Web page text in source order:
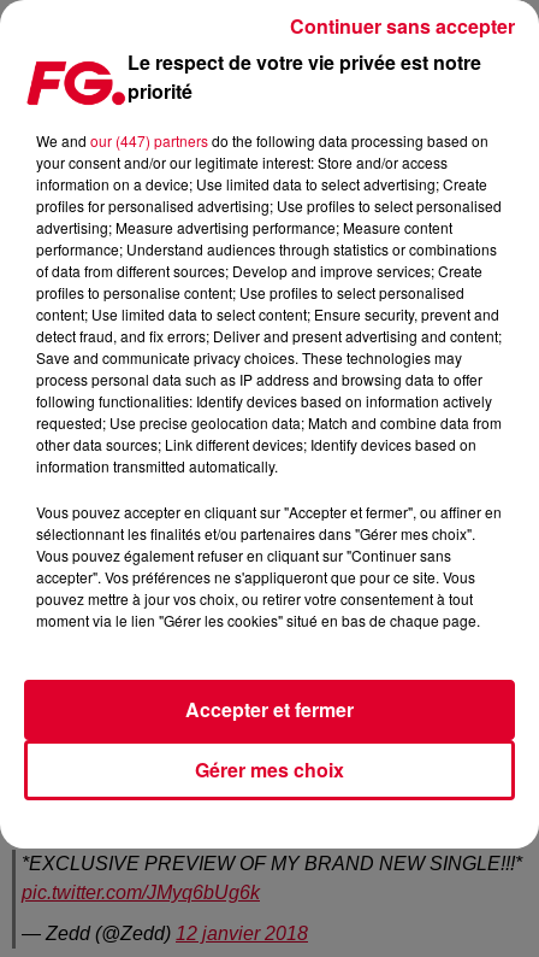
BIENTÔT LE NOUVEAU ZEDD ! IL DÉVOILE UN COURT TEASER.
Publié : 16 janvier 2018 à 10h09 par La rédaction
l’année 2017 avecStay. Forcément son prochain morceau
est très attendu. Et celui qui vient de prolonger ses
résidences à Las Vegas (jusqu’en 2020 !!) a annoncé sur
Twitter un prochain titre à venir. Pour cela, il a partagé une
petite vidéo avec un teaser, et on peut difficilement faire plus
*EXCLUSIVE PREVIEW OF MY BRAND NEW SINGLE!!!*
pic.twitter.com/JMyq6bUg6k
— Zedd (@Zedd) 12 janvier 2018
Le respect de votre vie privée est notre
priorité
We and our (447) partnersdo the following data processing based on
your consent and/or our legitimate interest: Store and/or access
information on a device; Use limited data to select advertising; Create
profiles for personalised advertising; Use profiles to select personalised
advertising; Measure advertising performance; Measure content
performance; Understand audiences through statistics or combinations
of data from different sources; Develop and improve services; Create
profiles to personalise content; Use profiles to select personalised
content; Use limited data to select content; Ensure security, prevent and
detect fraud, and fix errors; Deliver and present advertising and content;
Save and communicate privacy choices. These technologies may
process personal data such as IP address and browsing data to offer
following functionalities: Identify devices based on information actively
requested; Use precise geolocation data; Match and combine data from
other data sources; Link different devices; Identify devices based on
information transmitted automatically.
Vous pouvez accepter en cliquant sur "Accepter et fermer", ou affiner en
sélectionnant les finalités et/ou partenaires dans "Gérer mes choix".
Vous pouvez également refuser en cliquant sur "Continuer sans
accepter". Vos préférences ne s'appliqueront que pour ce site. Vous
pouvez mettre à jour vos choix, ou retirer votre consentement à tout
moment via le lien "Gérer les cookies" situé en bas de chaque page.
Gérer mes choix
Accepter et fermer
Continuer sans accepter